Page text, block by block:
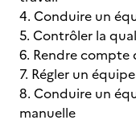
4. Conduire un
5. Contrôler la
6. Rendre compte
7. Régler un
8. Conduire un
manuelle